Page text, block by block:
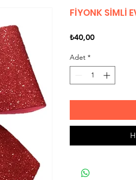
FİYONK SİMLİ
₺40,00Fiyat
Adet *